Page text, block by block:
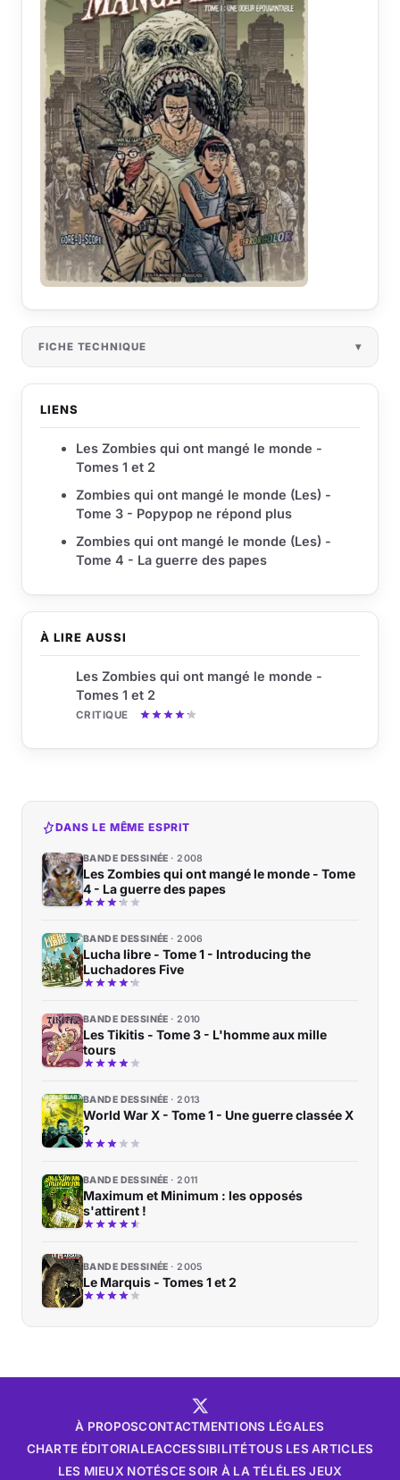
À LIRE AUSSI
Les Zombies qui ont mangé le monde -
Tomes 1 et 2
CRITIQUE
FICHE TECHNIQUE
LIENS
Les Zombies qui ont mangé le monde -
Tomes 1 et 2
Zombies qui ont mangé le monde (Les) -
Tome 3 - Popypop ne répond plus
Zombies qui ont mangé le monde (Les) -
Tome 4 - La guerre des papes
DANS LE MÊME ESPRIT
BANDE DESSINÉE 2008
Les Zombies qui ont mangé le monde - Tome
4 - La guerre des papes
BANDE DESSINÉE 2006
Lucha libre - Tome 1 - Introducing the
Luchadores Five
BANDE DESSINÉE 2010
Les Tikitis - Tome 3 - L'homme aux mille
tours
BANDE DESSINÉE 2013
World War X - Tome 1 - Une guerre classée X
?
BANDE DESSINÉE 2011
Maximum et Minimum : les opposés
s'attirent !
BANDE DESSINÉE 2005
Le Marquis - Tomes 1 et 2
À PROPOSCONTACTMENTIONS LÉGALES
CHARTE ÉDITORIALEACCESSIBILITÉTOUS LES ARTICLES
LES MIEUX NOTÉSCE SOIR À LA TÉLÉLES JEUX